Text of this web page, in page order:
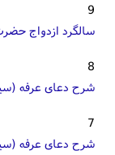
9
سالگرد ازدواج
8
شرح دعای عرفه
7
شرح دعای عرفه